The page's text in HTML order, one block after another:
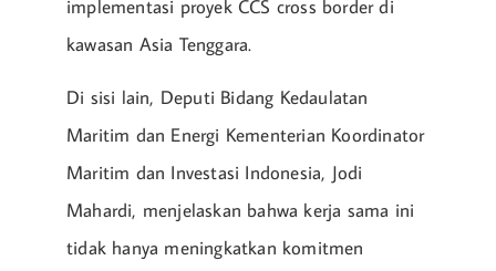
implementasi proyek CCS cross border di
kawasan Asia Tenggara.
Di sisi lain, Deputi Bidang Kedaulatan
Maritim dan Energi Kementerian Koordinator
Maritim dan Investasi Indonesia, Jodi
Mahardi, menjelaskan bahwa kerja sama ini
tidak hanya meningkatkan komitmen